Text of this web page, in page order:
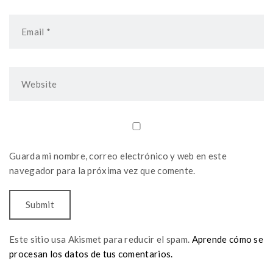
Guarda mi nombre, correo electrónico y web en este
navegador para la próxima vez que comente.
Este sitio usa Akismet para reducir el spam. Aprende cómo se
procesan los datos de tus comentarios.